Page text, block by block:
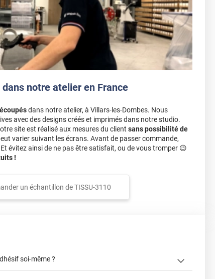
notre atelier en France
dans notre atelier, à Villars-les-Dombes. Nous
avec des designs créés et imprimés dans notre studio.
site est réalisé aux mesures du client sans possibilité de
varier suivant les écrans. Avant de passer commande,
évitez ainsi de ne pas être satisfait, ou de vous tromper 😉
!
un échantillon deTISSU-3110
soi-même ?